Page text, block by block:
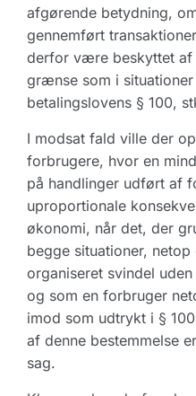
afgørende betydning,
gennemført
derfor være beskyttet
grænse som i
betalingslovens § 100,
I modsat fald ville der
forbrugere, hvor en
på handlinger udført af
uproportionale
økonomi, når det, der
begge situationer,
organiseret svindel
og som en forbruger
imod som udtrykt i §
af denne bestemmelse
sag.